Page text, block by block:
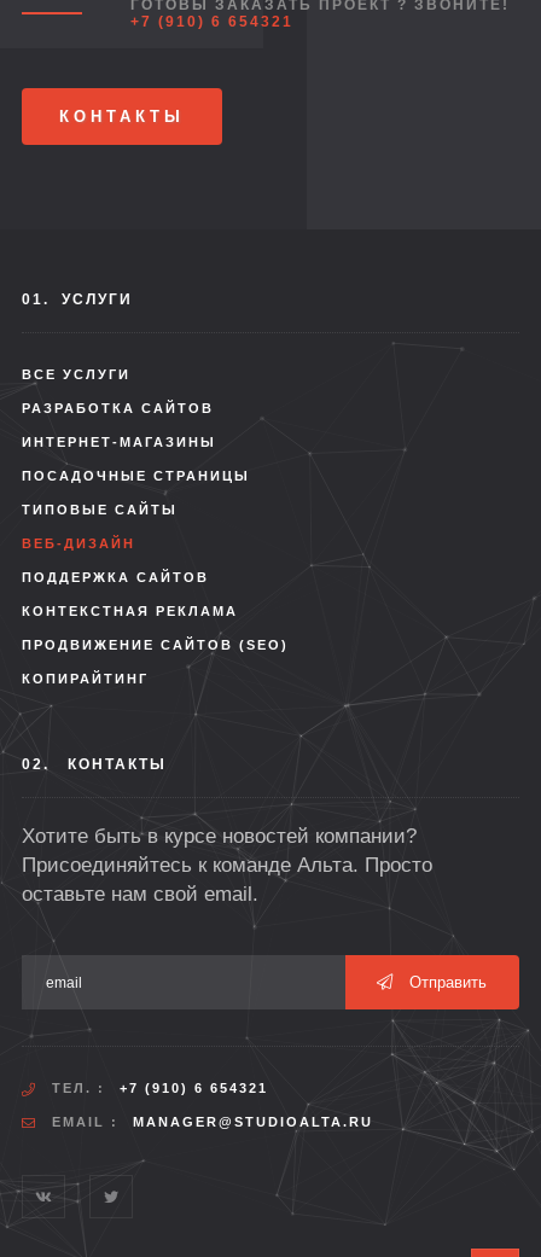
ГОТОВЫ ЗАКАЗАТЬ ПРОЕКТ ? ЗВОНИТЕ!
+7 (910) 6 654321
КОНТАКТЫ
01. УСЛУГИ
ВСЕ УСЛУГИ
РАЗРАБОТКА САЙТОВ
ИНТЕРНЕТ-МАГАЗИНЫ
ПОСАДОЧНЫЕ СТРАНИЦЫ
ТИПОВЫЕ САЙТЫ
ВЕБ-ДИЗАЙН
ПОДДЕРЖКА САЙТОВ
КОНТЕКСТНАЯ РЕКЛАМА
ПРОДВИЖЕНИЕ САЙТОВ (SEO)
КОПИРАЙТИНГ
02. КОНТАКТЫ
Хотите быть в курсе новостей компании?
Присоединяйтесь к команде Альта. Просто
оставьте нам свой email.
Отправить
ТЕЛ. : +7 (910) 6 654321
EMAIL : MANAGER@STUDIOALTA.RU